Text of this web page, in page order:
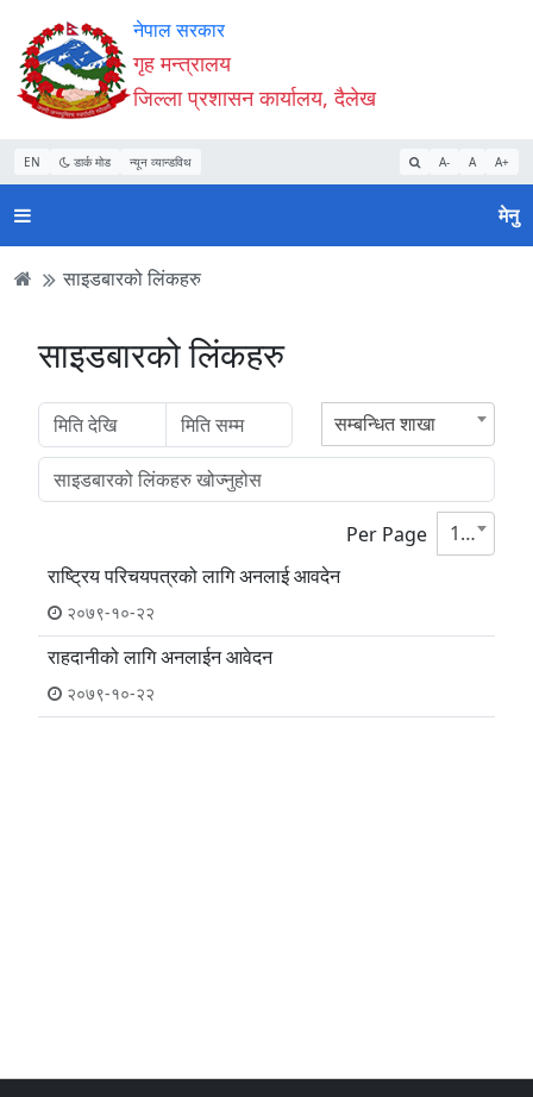
Accessibility
Mode
सुरु
गर्नुहोस्
सामाग्री
पढ्नुहाेस्
नेभिगेसन
पढ्नुहाेस्
वेबसाइट
खोजमा
जानुहोस्
नेपाल सरकार
गृह मन्त्रालय
जिल्ला प्रशासन कार्यालय, दैलेख
EN डार्क मोड न्यून व्यान्डविथ A- A A+
मेनु
साइडबारको लिंकहरु
साइडबारको लिंकहरु
सम्बन्धित शाखा
Per Page
10
राष्ट्रिय परिचयपत्रको लागि अनलाई आवदेन
२०७९-१०-२२
राहदानीको लागि अनलाईन आवेदन
२०७९-१०-२२